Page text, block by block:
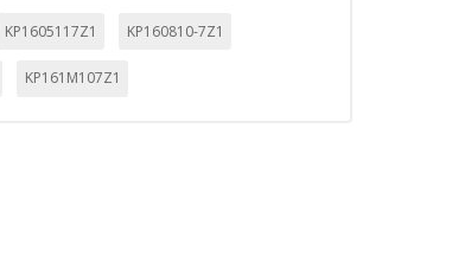
KP1605117Z1 KP160810-7Z1
KP161M107Z1